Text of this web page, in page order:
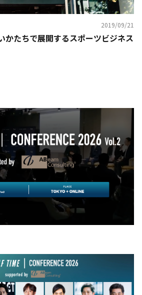
2019/09/21
かたちで展開するスポーツビジネス